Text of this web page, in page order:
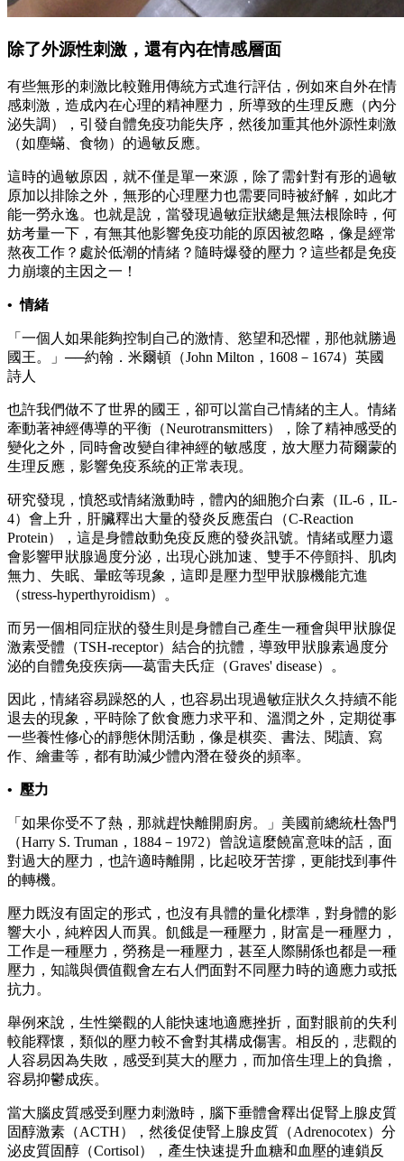
除了外源性刺激，還有內在情感層面
有些無形的刺激比較難用傳統方式進行評估，例如來自外在情
感刺激，造成內在心理的精神壓力，所導致的生理反應（內分
泌失調），引發自體免疫功能失序，然後加重其他外源性刺激
（如塵蟎、食物）的過敏反應。
這時的過敏原因，就不僅是單一來源，除了需針對有形的過敏
原加以排除之外，無形的心理壓力也需要同時被紓解，如此才
能一勞永逸。也就是說，當發現過敏症狀總是無法根除時，何
妨考量一下，有無其他影響免疫功能的原因被忽略，像是經常
熬夜工作？處於低潮的情緒？隨時爆發的壓力？這些都是免疫
力崩壞的主因之一！
• 情緒
「一個人如果能夠控制自己的激情、慾望和恐懼，那他就勝過
國王。」──約翰．米爾頓（John Milton，1608－1674）英國
詩人
也許我們做不了世界的國王，卻可以當自己情緒的主人。情緒
牽動著神經傳導的平衡（Neurotransmitters），除了精神感受的
變化之外，同時會改變自律神經的敏感度，放大壓力荷爾蒙的
生理反應，影響免疫系統的正常表現。
研究發現，憤怒或情緒激動時，體內的細胞介白素（IL-6，IL-
4）會上升，肝臟釋出大量的發炎反應蛋白（C-Reaction
Protein），這是身體啟動免疫反應的發炎訊號。情緒或壓力還
會影響甲狀腺過度分泌，出現心跳加速、雙手不停顫抖、肌肉
無力、失眠、暈眩等現象，這即是壓力型甲狀腺機能亢進
（stress-hyperthyroidism）。
而另一個相同症狀的發生則是身體自己產生一種會與甲狀腺促
激素受體（TSH-receptor）結合的抗體，導致甲狀腺素過度分
泌的自體免疫疾病──葛雷夫氏症（Graves' disease）。
因此，情緒容易躁怒的人，也容易出現過敏症狀久久持續不能
退去的現象，平時除了飲食應力求平和、溫潤之外，定期從事
一些養性修心的靜態休閒活動，像是棋奕、書法、閱讀、寫
作、繪畫等，都有助減少體內潛在發炎的頻率。
• 壓力
「如果你受不了熱，那就趕快離開廚房。」美國前總統杜魯門
（Harry S. Truman，1884－1972）曾說這麼饒富意味的話，面
對過大的壓力，也許適時離開，比起咬牙苦撐，更能找到事件
的轉機。
壓力既沒有固定的形式，也沒有具體的量化標準，對身體的影
響大小，純粹因人而異。飢餓是一種壓力，財富是一種壓力，
工作是一種壓力，勞務是一種壓力，甚至人際關係也都是一種
壓力，知識與價值觀會左右人們面對不同壓力時的適應力或抵
抗力。
舉例來說，生性樂觀的人能快速地適應挫折，面對眼前的失利
較能釋懷，類似的壓力較不會對其構成傷害。相反的，悲觀的
人容易因為失敗，感受到莫大的壓力，而加倍生理上的負擔，
容易抑鬱成疾。
當大腦皮質感受到壓力刺激時，腦下垂體會釋出促腎上腺皮質
固醇激素（ACTH），然後促使腎上腺皮質（Adrenocotex）分
泌皮質固醇（Cortisol），產生快速提升血糖和血壓的連鎖反